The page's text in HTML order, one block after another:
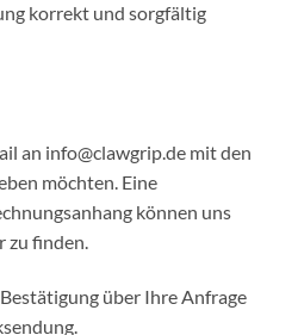
korrekt und sorgfältig
an info@clawgrip.de mit den
möchten. Eine
können uns
zu finden.
über Ihre Anfrage